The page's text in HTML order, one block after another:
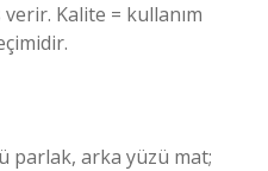
Kalite = kullanım
parlak, arka yüzü mat;